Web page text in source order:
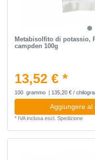
Metabisolfito di potassio,
campden 100g
13,52 € *
100 grammo | 135,20 € /
Aggiungere al
* IVA inclusaescl. Spedizione